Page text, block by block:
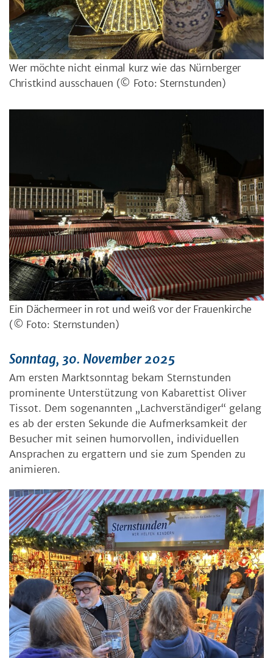
Wer möchte nicht einmal kurz wie das Nürnberger
Christkind ausschauen (© Foto: Sternstunden)
Ein Dächermeer in rot und weiß vor der Frauenkirche
(© Foto: Sternstunden)
Sonntag, 30. November 2025
Am ersten Marktsonntag bekam Sternstunden
prominente Unterstützung von Kabarettist Oliver
Tissot. Dem sogenannten „Lachverständiger“ gelang
es ab der ersten Sekunde die Aufmerksamkeit der
Besucher mit seinen humorvollen, individuellen
Ansprachen zu ergattern und sie zum Spenden zu
animieren.